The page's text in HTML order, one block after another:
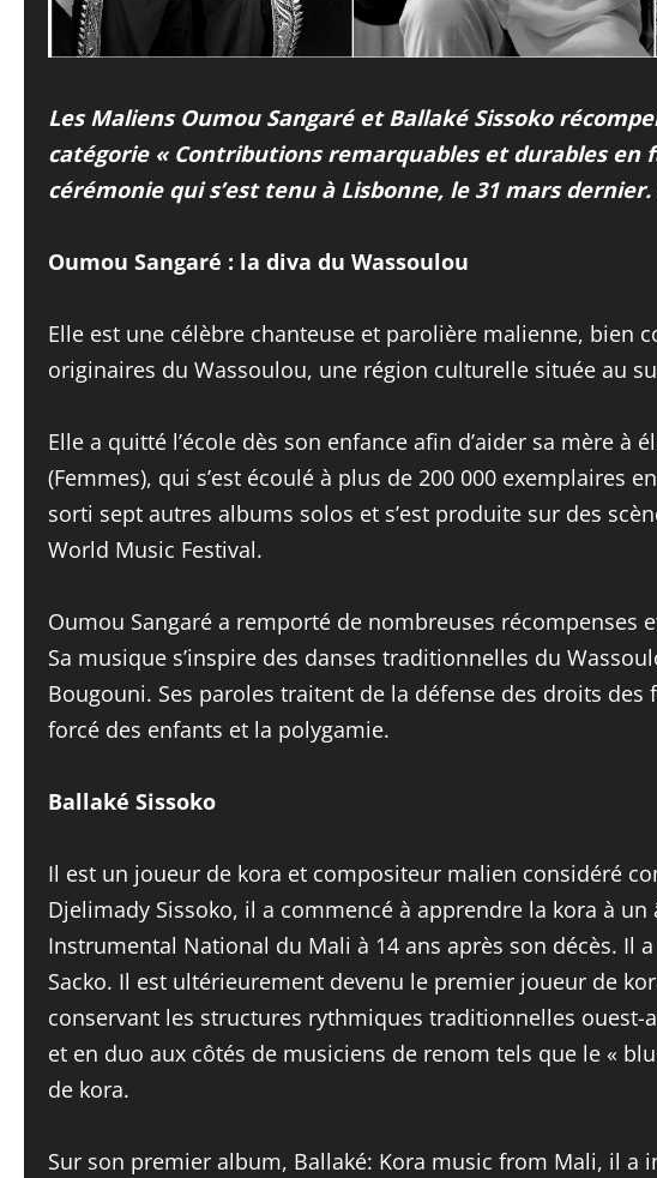
Les Maliens Oumou Sangaré et Ballaké Sissoko
catégorie « Contributions remarquables et durables en
cérémonie qui s’est tenu à Lisbonne, le 31 mars
Oumou Sangaré : la diva du Wassoulou
Elle est une célèbre chanteuse et parolière malienne, bien
originaires du Wassoulou, une région culturelle située au
Elle a quitté l’école dès son enfance afin d’aider sa mère
(Femmes), qui s’est écoulé à plus de 200 000 exemplaires
sorti sept autres albums solos et s’est produite sur des
World Music Festival.
Oumou Sangaré a remporté de nombreuses récompenses
Sa musique s’inspire des danses traditionnelles du
Bougouni. Ses paroles traitent de la défense des droits
forcé des enfants et la polygamie.
Ballaké Sissoko
Il est un joueur de kora et compositeur malien considéré
Djelimady Sissoko, il a commencé à apprendre la kora à
Instrumental National du Mali à 14 ans après son décès. Il
Sacko. Il est ultérieurement devenu le premier joueur de
conservant les structures rythmiques traditionnelles ouest-
et en duo aux côtés de musiciens de renom tels que le «
de kora.
Sur son premier album, Ballaké: Kora music from Mali, il a